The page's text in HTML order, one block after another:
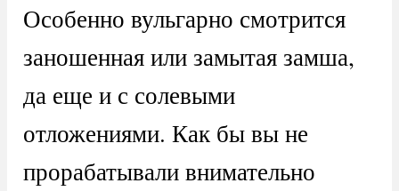
Особенно вульгарно смотрится
заношенная или замытая замша,
да еще и с солевыми
отложениями. Как бы вы не
прорабатывали внимательно